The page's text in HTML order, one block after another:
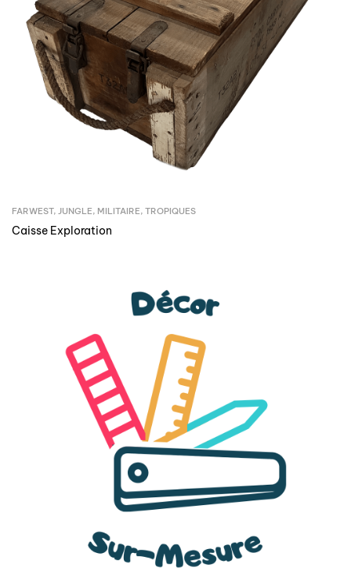
FARWEST, JUNGLE, MILITAIRE, TROPIQUES
Caisse Exploration